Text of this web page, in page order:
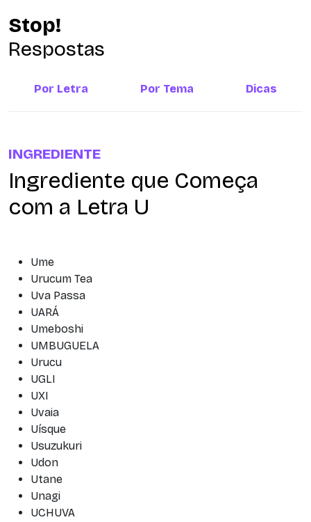
Stop!
Respostas
Por Letra Por Tema Dicas
INGREDIENTE
Ingrediente que Começa
com a Letra U
Ume
Urucum Tea
Uva Passa
UARÁ
Umeboshi
UMBUGUELA
Urucu
UGLI
UXI
Uvaia
Uísque
Usuzukuri
Udon
Utane
Unagi
UCHUVA